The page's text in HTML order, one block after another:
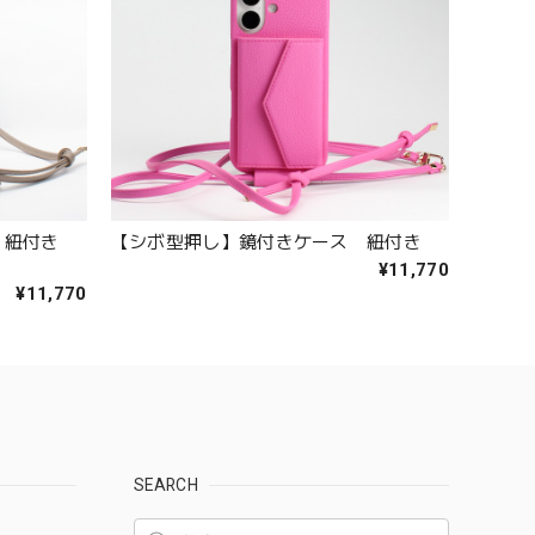
紐付き
¥11,770
【シボ型押し】鏡付きケース 紐付き
¥11,770
SEARCH